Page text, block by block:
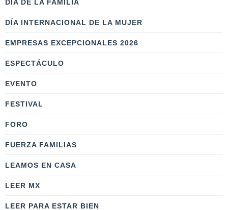
DÍA DE LA FAMILIA
DÍA INTERNACIONAL DE LA MUJER
EMPRESAS EXCEPCIONALES 2026
ESPECTÁCULO
EVENTO
FESTIVAL
FORO
FUERZA FAMILIAS
LEAMOS EN CASA
LEER MX
LEER PARA ESTAR BIEN